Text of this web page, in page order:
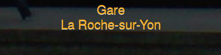
Gare
La Roche-sur-Yon